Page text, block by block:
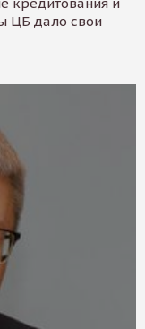
кредитования и
ЦБ дало свои